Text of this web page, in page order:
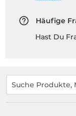
Häufige
Hast Du